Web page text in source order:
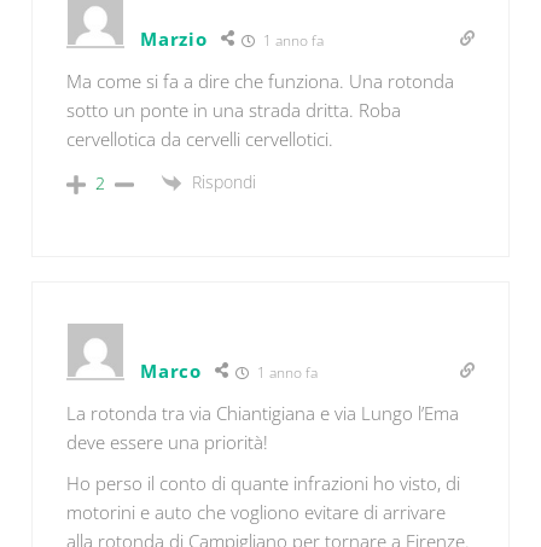
Marzio 1 anno fa
Ma come si fa a dire che funziona. Una rotonda
sotto un ponte in una strada dritta. Roba
cervellotica da cervelli cervellotici.
2 Rispondi
Marco 1 anno fa
La rotonda tra via Chiantigiana e via Lungo l’Ema
deve essere una priorità!
Ho perso il conto di quante infrazioni ho visto, di
motorini e auto che vogliono evitare di arrivare
alla rotonda di Campigliano per tornare a Firenze.